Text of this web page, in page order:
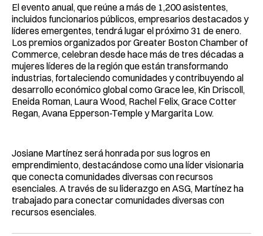
El evento anual, que reúne a más de 1,200 asistentes,
incluidos funcionarios públicos, empresarios destacados y
líderes emergentes, tendrá lugar el próximo 31 de enero.
Los premios organizados por Greater Boston Chamber of
Commerce, celebran desde hace más de tres décadas a
mujeres líderes de la región que están transformando
industrias, fortaleciendo comunidades y contribuyendo al
desarrollo económico global como Grace lee, Kin Driscoll,
Eneida Roman, Laura Wood, Rachel Felix, Grace Cotter
Regan, Avana Epperson-Temple y Margarita Low.
Josiane Martínez será honrada por sus logros en
emprendimiento, destacándose como una líder visionaria
que conecta comunidades diversas con recursos
esenciales. A través de su liderazgo en ASG, Martínez ha
trabajado para conectar comunidades diversas con
recursos esenciales.